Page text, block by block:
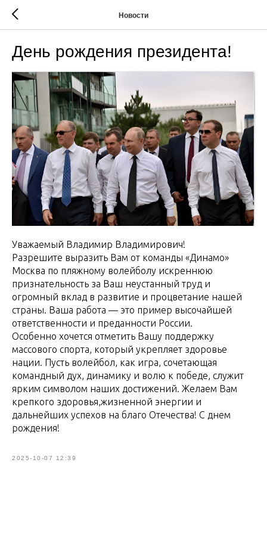
Новости
День рождения президента!
Уважаемый Владимир Владимирович!
Разрешите выразить Вам от команды «Динамо»
Москва по пляжному волейболу искреннюю
признательность за Ваш неустанный труд и
огромный вклад в развитие и процветание нашей
страны. Ваша работа — это пример высочайшей
ответственности и преданности России.
Особенно хочется отметить Вашу поддержку
массового спорта, который укрепляет здоровье
нации. Пусть волейбол, как игра, сочетающая
командный дух, динамику и волю к победе, служит
ярким символом наших достижений. Желаем Вам
крепкого здоровья,жизненной энергии и
дальнейших успехов на благо Отечества! С днем
рождения!
2025-10-07 12:39